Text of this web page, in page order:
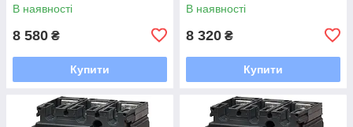
В наявності
8 580 ₴
Купити
В наявності
8 320 ₴
Купити